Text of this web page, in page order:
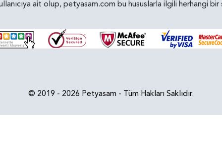
ait olup, petyasam.com bu hususlarla ilgili herhangi
© 2019 - 2026 Petyasam - Tüm Hakları Saklıdır.